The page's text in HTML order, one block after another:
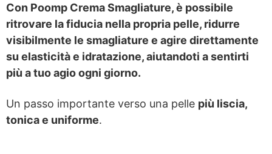
Con Poomp Crema Smagliature, è possibile
ritrovare la fiducia nella propria pelle, ridurre
visibilmente le smagliature e agire direttamente
su elasticità e idratazione, aiutandoti a sentirti
più a tuo agio ogni giorno.
Un passo importante verso una pelle più liscia,
tonica e uniforme.